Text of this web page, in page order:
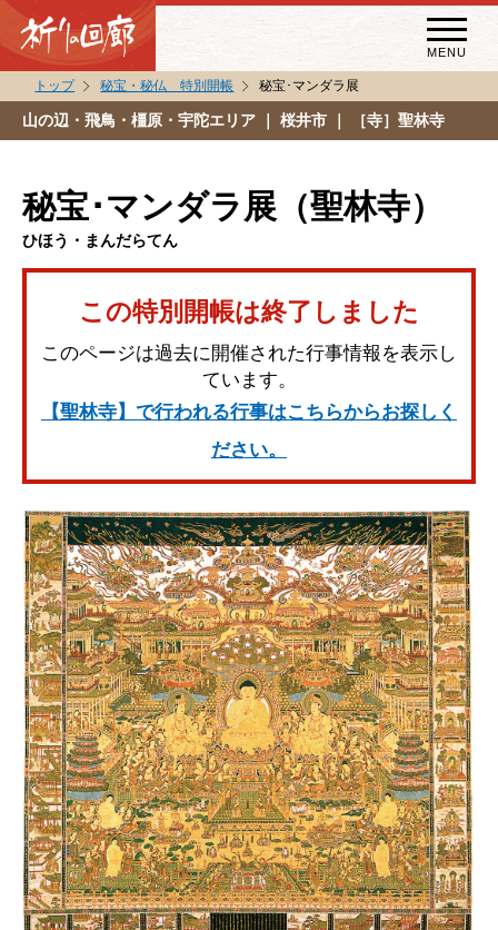
MENU
秘宝・秘仏特別開帳
祈りの回廊コラム
トップ 秘宝・秘仏 特別開帳 秘宝･マンダラ展
山の辺・飛鳥・橿原・宇陀エリア ｜ 桜井市 ｜ ［寺］聖林寺
秘宝･マンダラ展（聖林寺）
ひほう・まんだらてん
この特別開帳は終了しました
このページは過去に開催された行事情報を表示し
ています。
【聖林寺】で行われる行事はこちらからお探しく
ださい。